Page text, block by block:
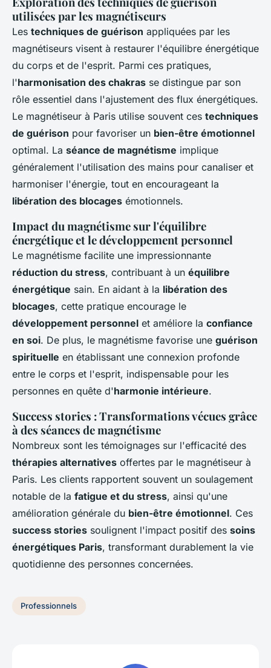
utilisées par les magnétiseurs
Les techniques de guérison appliquées par les
magnétiseurs visent à restaurer l'équilibre énergétique
du corps et de l'esprit. Parmi ces pratiques,
l'harmonisation des chakras se distingue par son
rôle essentiel dans l'ajustement des flux énergétiques.
Le magnétiseur à Paris utilise souvent ces techniques
de guérison pour favoriser un bien-être émotionnel
optimal. La séance de magnétisme implique
généralement l'utilisation des mains pour canaliser et
harmoniser l'énergie, tout en encourageant la
libération des blocages émotionnels.
Impact du magnétisme sur l'équilibre
énergétique et le développement personnel
Le magnétisme facilite une impressionnante
réduction du stress, contribuant à un équilibre
énergétique sain. En aidant à la libération des
blocages, cette pratique encourage le
développement personnel et améliore la confiance
en soi. De plus, le magnétisme favorise une guérison
spirituelle en établissant une connexion profonde
entre le corps et l'esprit, indispensable pour les
personnes en quête d'harmonie intérieure.
Success stories : Transformations vécues grâce
à des séances de magnétisme
Nombreux sont les témoignages sur l'efficacité des
thérapies alternatives offertes par le magnétiseur à
Paris. Les clients rapportent souvent un soulagement
notable de la fatigue et du stress, ainsi qu'une
amélioration générale du bien-être émotionnel. Ces
success stories soulignent l'impact positif des soins
énergétiques Paris, transformant durablement la vie
quotidienne des personnes concernées.
Professionnels